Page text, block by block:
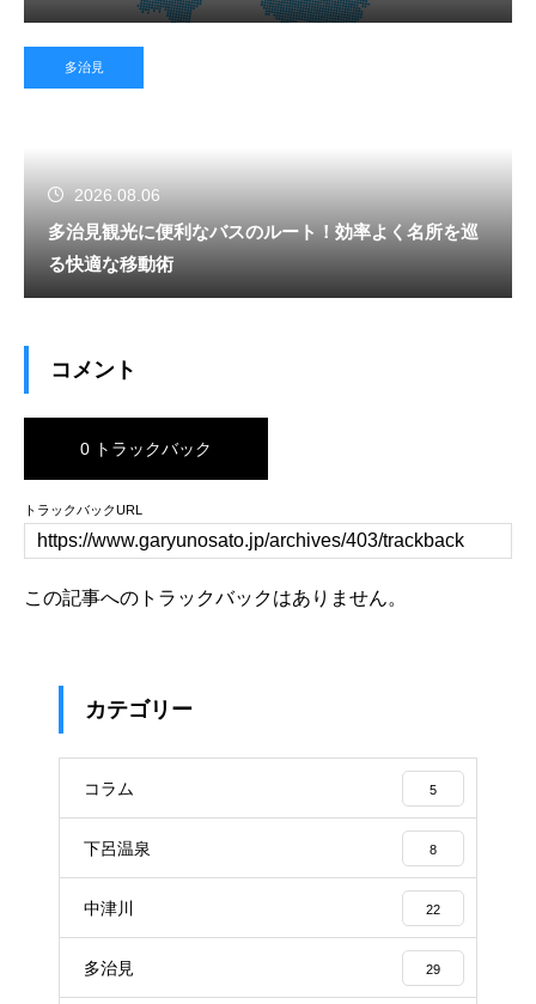
多治見
2026.08.06
多治見観光に便利なバスのルート！効率よく名所を巡
る快適な移動術
コメント
0 トラックバック
トラックバックURL
この記事へのトラックバックはありません。
カテゴリー
コラム 5
下呂温泉 8
中津川 22
多治見 29